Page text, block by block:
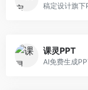
课灵PPT